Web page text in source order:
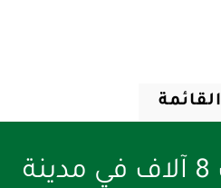
القائمة
محاسب براتب 8 آلاف في مدينة